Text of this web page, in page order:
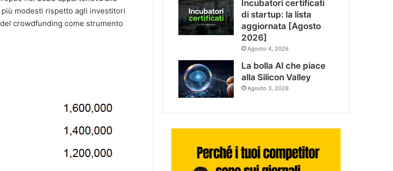
modesti rispetto agli investitori
crowdfunding come strumento
Incubatori certificati
di startup: la lista
aggiornata [Agosto
2026]
Agosto 4, 2026
La bolla AI che piace
alla Silicon Valley
Agosto 3, 2026